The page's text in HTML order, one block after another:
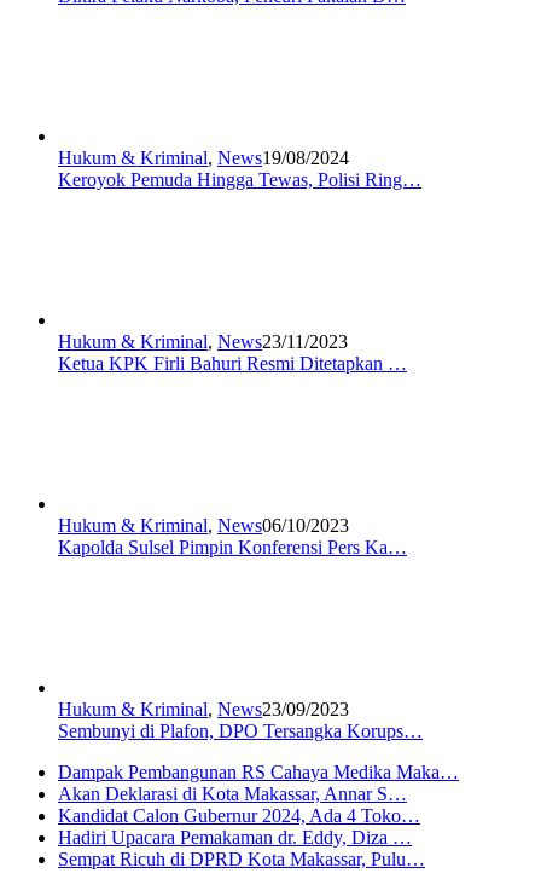
Hukum & Kriminal, News19/08/2024
Keroyok Pemuda Hingga Tewas, Polisi Ring…
Hukum & Kriminal, News23/11/2023
Ketua KPK Firli Bahuri Resmi Ditetapkan …
Hukum & Kriminal, News06/10/2023
Kapolda Sulsel Pimpin Konferensi Pers Ka…
Hukum & Kriminal, News23/09/2023
Sembunyi di Plafon, DPO Tersangka Korups…
Dampak Pembangunan RS Cahaya Medika Maka…
Akan Deklarasi di Kota Makassar, Annar S…
Kandidat Calon Gubernur 2024, Ada 4 Toko…
Hadiri Upacara Pemakaman dr. Eddy, Diza …
Sempat Ricuh di DPRD Kota Makassar, Pulu…